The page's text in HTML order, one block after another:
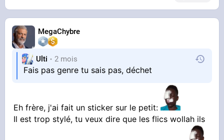
MegaChybre
Ulti 2 mois
Fais pas genre tu sais pas, déchet
Eh frère, j'ai fait un sticker sur le petit:
Il est trop stylé, tu veux dire que les flics wollah ils